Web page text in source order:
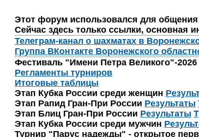
Этот форум использовался для
Сейчас здесь только ссылки, основная
Телеграм-канал о шахматах в
Группа ВКонтакте Воронежского
Фестиваль "Имени Петра Великого"-2026
Регламенты турниров
Итоговые таблицы
Этап Кубка России среди женщин
Этап Рапид Гран-При России Результаты
Этап Блиц Гран-При России Результаты
Этап Кубка России среди мужчин
Турнир "Парус надежды" - открытое